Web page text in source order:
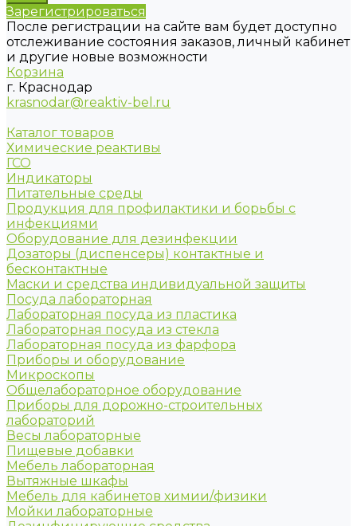
Зарегистрироваться
После регистрации на сайте вам будет доступно
отслеживание состояния заказов, личный кабинет
и другие новые возможности
Корзина
г. Краснодар
krasnodar@reaktiv-bel.ru
Каталог товаров
Химические реактивы
ГСО
Индикаторы
Питательные среды
Продукция для профилактики и борьбы с
инфекциями
Оборудование для дезинфекции
Дозаторы (диспенсеры) контактные и
бесконтактные
Маски и средства индивидуальной защиты
Посуда лабораторная
Лабораторная посуда из пластика
Лабораторная посуда из стекла
Лабораторная посуда из фарфора
Приборы и оборудование
Микроскопы
Общелабораторное оборудование
Приборы для дорожно-строительных
лабораторий
Весы лабораторные
Пищевые добавки
Мебель лабораторная
Вытяжные шкафы
Мебель для кабинетов химии/физики
Мойки лабораторные